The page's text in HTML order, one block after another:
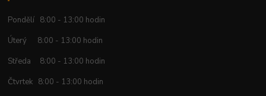
Pondělí 8:00 - 13:00 hodin
Úterý 8:00 - 13:00 hodin
Středa 8:00 - 13:00 hodin
Čtvrtek 8:00 - 13:00 hodin